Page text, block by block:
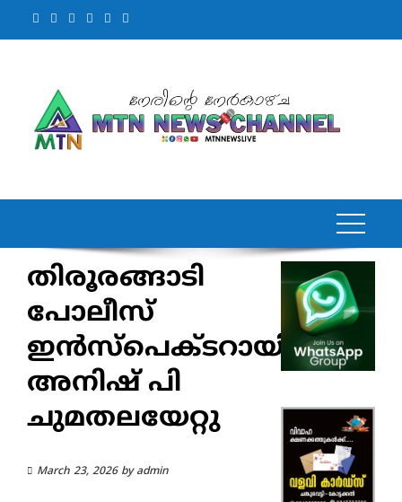
തിരൂരങ്ങാടി
പോലീസ്
ഇൻസ്പെക്ടറായി
അനിഷ് പി
ചുമതലയേറ്റു
March 23, 2026by admin